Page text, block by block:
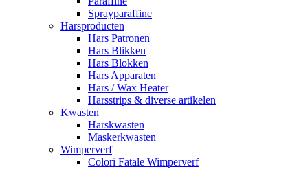
Sprayparaffine
Harsproducten
Hars Patronen
Hars Blikken
Hars Blokken
Hars Apparaten
Hars / Wax Heater
Harsstrips & diverse artikelen
Kwasten
Harskwasten
Maskerkwasten
Wimperverf
Colori Fatale Wimperverf